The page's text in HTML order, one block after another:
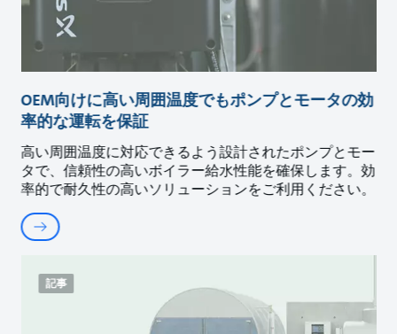
OEM向けに高い周囲温度でもポンプとモータの効
率的な運転を保証
高い周囲温度に対応できるよう設計されたポンプとモー
タで、信頼性の高いボイラー給水性能を確保します。効
率的で耐久性の高いソリューションをご利用ください。
記事